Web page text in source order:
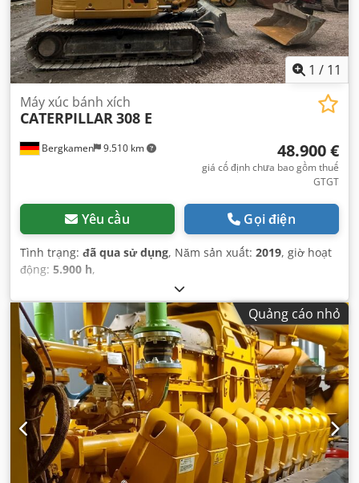
1 / 11
Bergkamen 9.510 km
Máy xúc bánh xích
CATERPILLAR 308 E
48.900 €
giá cố định chưa bao gồm thuế
GTGT
Yêu cầu Gọi điện
Tình trạng: đã qua sử dụng, Năm sản xuất: 2019, giờ hoạt
động: 5.900 h,
Quảng cáo nhỏ